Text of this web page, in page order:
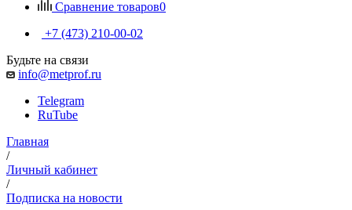
Сравнение товаров0
+7 (473) 210-00-02
Будьте на связи
info@metprof.ru
Telegram
RuTube
Главная
/
Личный кабинет
/
Подписка на новости